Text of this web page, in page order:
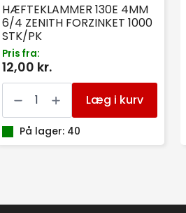
HÆFTEKLAMMER 130E 4MM
6/4 ZENITH FORZINKET 1000
STK/PK
Pris fra:
12,00 kr.
HÆFTEKLAMMER
130E
6/4
ZENITH
FORZINKET
Læg i kurv
På lager: 40